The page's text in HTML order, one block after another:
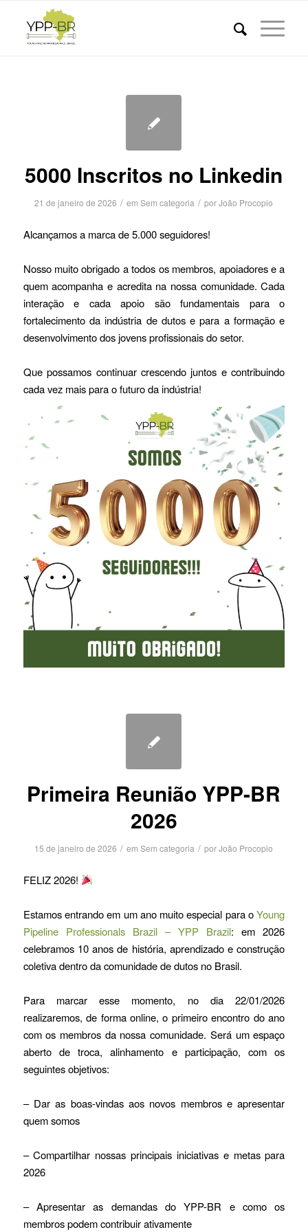
5000 Inscritos no Linkedin
21 de janeiro de 2026 / emSem categoria / porJoão Procopio
Alcançamos a marca de 5.000 seguidores!
Nosso muito obrigado a todos os membros, apoiadores e a
quem acompanha e acredita na nossa comunidade. Cada
interação e cada apoio são fundamentais para o
fortalecimento da indústria de dutos e para a formação e
desenvolvimento dos jovens profissionais do setor.
Que possamos continuar crescendo juntos e contribuindo
cada vez mais para o futuro da indústria!
Primeira Reunião YPP-BR
2026
15 de janeiro de 2026 / emSem categoria / porJoão Procopio
FELIZ 2026!
Estamos entrando em um ano muito especial para oYoung
Pipeline Professionals Brazil – YPP Brazil: em 2026
celebramos 10 anos de história, aprendizado e construção
coletiva dentro da comunidade de dutos no Brasil.
Para marcar esse momento, no dia 22/01/2026
realizaremos, de forma online, o primeiro encontro do ano
com os membros da nossa comunidade. Será um espaço
aberto de troca, alinhamento e participação, com os
seguintes objetivos:
– Dar as boas-vindas aos novos membros e apresentar
quem somos
– Compartilhar nossas principais iniciativas e metas para
2026
– Apresentar as demandas do YPP-BR e como os
membros podem contribuir ativamente